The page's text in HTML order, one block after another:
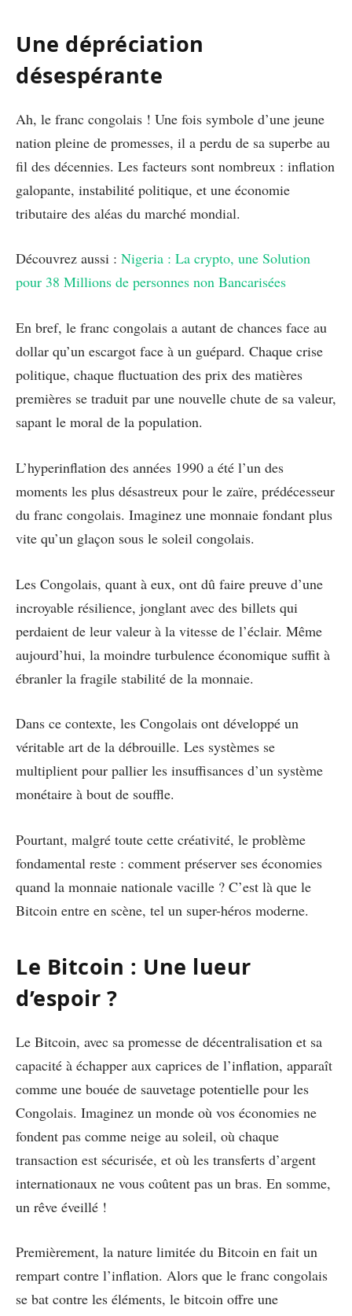
Une dépréciation
désespérante
Ah, le franc congolais ! Une fois symbole d’une jeune
nation pleine de promesses, il a perdu de sa superbe au
fil des décennies. Les facteurs sont nombreux : inflation
galopante, instabilité politique, et une économie
tributaire des aléas du marché mondial.
Découvrez aussi : Nigeria : La crypto, une Solution
pour 38 Millions de personnes non Bancarisées
En bref, le franc congolais a autant de chances face au
dollar qu’un escargot face à un guépard. Chaque crise
politique, chaque fluctuation des prix des matières
premières se traduit par une nouvelle chute de sa valeur,
sapant le moral de la population.
L’hyperinflation des années 1990 a été l’un des
moments les plus désastreux pour le zaïre, prédécesseur
du franc congolais. Imaginez une monnaie fondant plus
vite qu’un glaçon sous le soleil congolais.
Les Congolais, quant à eux, ont dû faire preuve d’une
incroyable résilience, jonglant avec des billets qui
perdaient de leur valeur à la vitesse de l’éclair. Même
aujourd’hui, la moindre turbulence économique suffit à
ébranler la fragile stabilité de la monnaie.
Dans ce contexte, les Congolais ont développé un
véritable art de la débrouille. Les systèmes se
multiplient pour pallier les insuffisances d’un système
monétaire à bout de souffle.
Pourtant, malgré toute cette créativité, le problème
fondamental reste : comment préserver ses économies
quand la monnaie nationale vacille ? C’est là que le
Bitcoin entre en scène, tel un super-héros moderne.
Le Bitcoin : Une lueur
d’espoir ?
Le Bitcoin, avec sa promesse de décentralisation et sa
capacité à échapper aux caprices de l’inflation, apparaît
comme une bouée de sauvetage potentielle pour les
Congolais. Imaginez un monde où vos économies ne
fondent pas comme neige au soleil, où chaque
transaction est sécurisée, et où les transferts d’argent
internationaux ne vous coûtent pas un bras. En somme,
un rêve éveillé !
Premièrement, la nature limitée du Bitcoin en fait un
rempart contre l’inflation. Alors que le franc congolais
se bat contre les éléments, le bitcoin offre une